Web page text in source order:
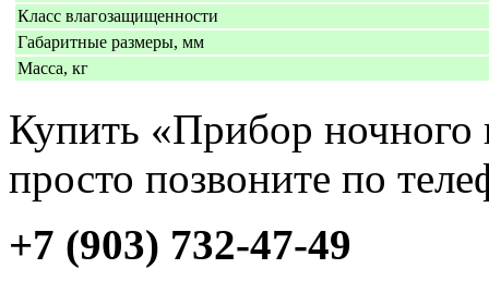
Класс влагозащищенности
Габаритные размеры, мм
Масса, кг
Купить «Прибор
просто позвоните по
+7 (903) 732-47-49